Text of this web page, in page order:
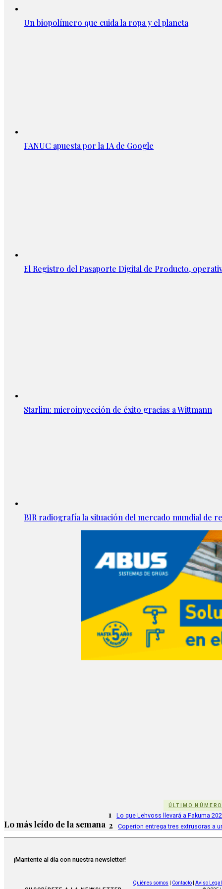
Un biopolímero que cuida la ropa y el planeta
FANUC apuesta por la IA de Google
El Registro del Pasaporte Digital de Producto,
Starlim: microinyección de éxito gracias a Wittmann
BIR radiografía la situación del mercado mundial de
ÚLTIMO NÚMERO
Lo más leído de la semana
1 Lo que Lehvoss llevará a Fakuma
2 Coperion entrega tres extrusoras a
¡Mantente al día con nuestra newsletter!
Quiénes somos Contacto
Aviso Legal